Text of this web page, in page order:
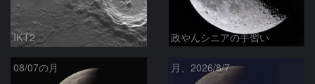
IKT2 政やんシニアの手習い
08/07の月 月、2026/8/7